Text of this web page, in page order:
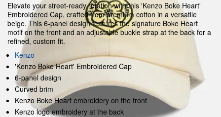
Elevate your street-ready rotation with this 'Kenzo Boke Heart'
Embroidered Cap, crafted from premium cotton in a versatile
beige. This 6-panel design features the signature Boke Heart
motif on the front and an adjustable buckle strap at the back for a
refined, custom fit.
Kenzo
'Kenzo Boke Heart' Embroidered Cap
6-panel design
Curved brim
Kenzo Boke Heart embroidery on the front
Kenzo logo embroidery at the back